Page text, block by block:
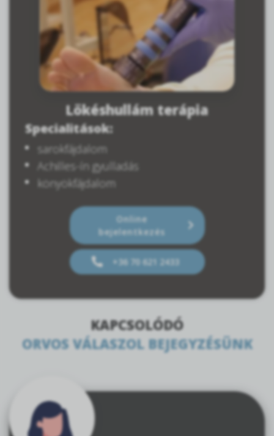
Lökéshullám terápia
Specialitások:
sarokfájdalom
Achilles-ín gyulladás
könyökfájdalom
Online
bejelentkezés
+36 70 621 2433
KAPCSOLÓDÓ
ORVOS VÁLASZOL BEJEGYZÉSÜNK